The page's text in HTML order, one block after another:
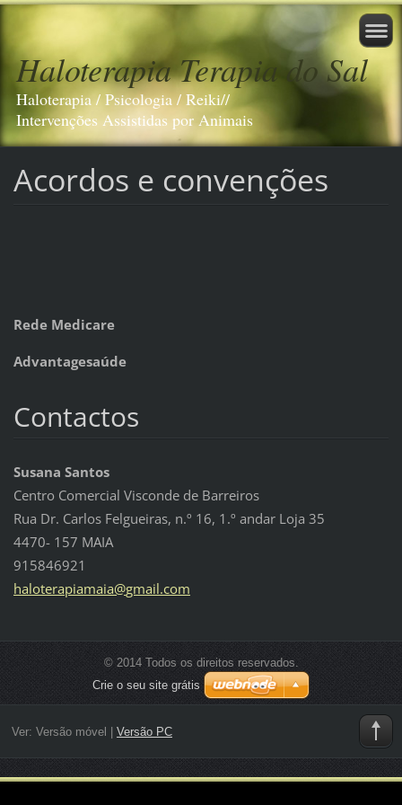
Haloterapia Terapia do Sal
Haloterapia / Psicologia / Reiki//
Intervenções Assistidas por Animais
Acordos e convenções
Rede Medicare
Advantagesaúde
Contactos
Susana Santos
Centro Comercial Visconde de Barreiros
Rua Dr. Carlos Felgueiras, n.º 16, 1.º andar Loja 35
4470- 157 MAIA
915846921
haloterapiamaia@gmail.com
© 2014 Todos os direitos reservados.
Crie o seu site grátis
Ver: Versão móvel Versão PC